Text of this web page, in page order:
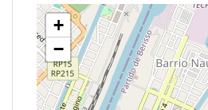
+
−